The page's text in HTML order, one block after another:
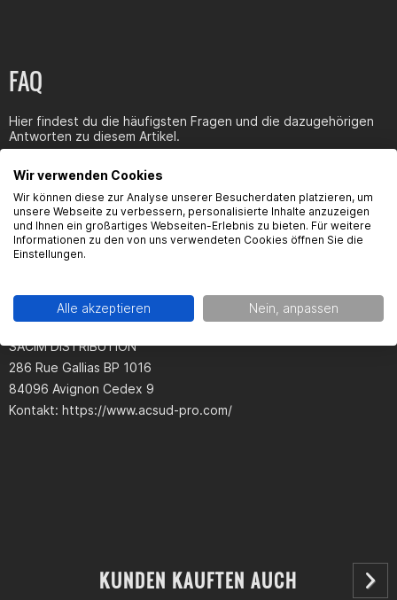
FAQ
Hier findest du die häufigsten Fragen und die dazugehörigen
Antworten zu diesem Artikel.
Produktsicherheit
Kontaktinformationen des Herstellers:
SACIM DISTRIBUTION
286 Rue Gallias BP 1016
84096 Avignon Cedex 9
Kontakt: https://www.acsud-pro.com/
KUNDEN KAUFTEN AUCH
Wir verwenden Cookies
Wir können diese zur Analyse unserer Besucherdaten platzieren, um
unsere Webseite zu verbessern, personalisierte Inhalte anzuzeigen
und Ihnen ein großartiges Webseiten-Erlebnis zu bieten. Für weitere
Informationen zu den von uns verwendeten Cookies öffnen Sie die
Einstellungen.
Alle akzeptieren Nein, anpassen